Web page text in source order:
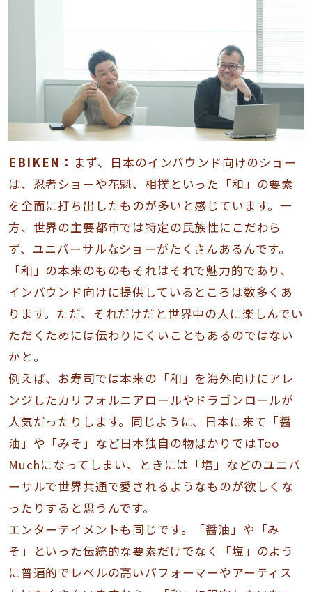
EBIKEN： まず、日本のインバウンド向けのショー
は、忍者ショーや花魁、相撲といった「和」の要素
を全面に打ち出したものが多いと感じています。一
方、世界の主要都市では特定の民族性にこだわら
ず、ユニバーサルなショーがたくさんあるんです。
「和」の本来のものもそれはそれで魅力的であり、
インバウンド向けに提供しているところは数多くあ
ります。ただ、それだけだと世界中の人に楽しんでい
ただくためには伝わりにくいこともあるのではない
かと。
例えば、お寿司では本来の「和」を海外向けにアレ
ンジしたカリフォルニアロールやドラゴンロールが
人気だったりします。同じように、日本に来て「醤
油」や「みそ」など日本独自の物ばかりではToo
Muchになってしまい、ときには「塩」などのユニバ
ーサルで世界共通で愛されるようなものが欲しくな
ったりすると思うんです。
エンターテイメントも同じです。「醤油」や「み
そ」といった伝統的な要素だけでなく「塩」のよう
に普遍的でレベルの高いパフォーマーやアーティス